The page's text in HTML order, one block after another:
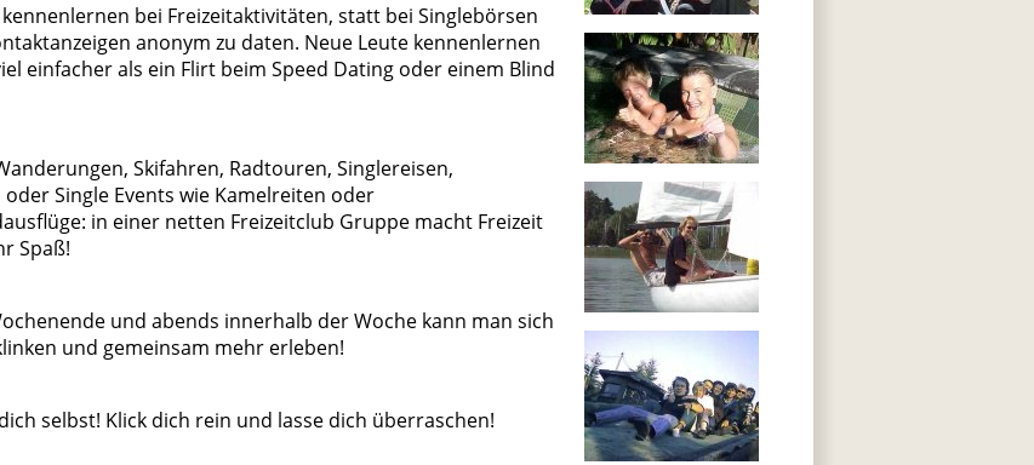
bei Freizeitaktivitäten, statt bei Singlebörsen
anonym zu daten. Neue Leute kennenlernen
einfacher als ein Flirt beim Speed Dating oder einem Blind
Skifahren, Radtouren, Singlereisen,
Single Events wie Kamelreiten oder
in einer netten Freizeitclub Gruppe macht Freizeit
Spaß!
und abends innerhalb der Woche kann man sich
und gemeinsam mehr erleben!
selbst! Klick dich rein und lasse dich überraschen!